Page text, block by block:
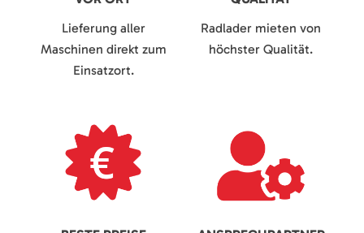
Lieferung aller
Maschinen direkt zum
Einsatzort.
Radlader mieten von
höchster Qualität.